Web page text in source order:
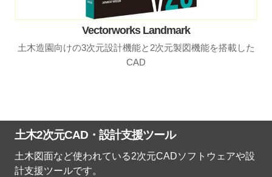
Vectorworks Landmark
土木造園向けの3次元設計機能と2次元製図機能を搭載した
CAD
土木2次元CAD・設計支援ツール
土木図面など使われている2次元CADソフトウェアや設
計支援ツールです。